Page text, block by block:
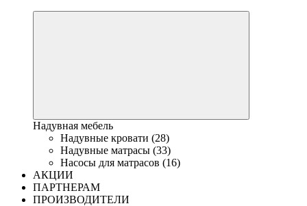
Надувная мебель
Надувные кровати (28)
Надувные матрасы (33)
Насосы для матрасов (16)
АКЦИИ
ПАРТНЕРАМ
ПРОИЗВОДИТЕЛИ